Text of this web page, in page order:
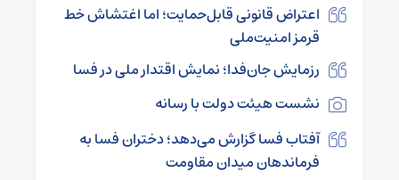
اعتراض قانونی قابل‌حمایت؛ اما اغتشاش خط
قرمز امنیت‌ملی
رزمایش جان‌فدا؛ نمایش اقتدار ملی در فسا
نشست هیئت دولت با رسانه
آفتاب فسا گزارش می‌دهد؛ دختران فسا به
فرماندهان میدان مقاومت